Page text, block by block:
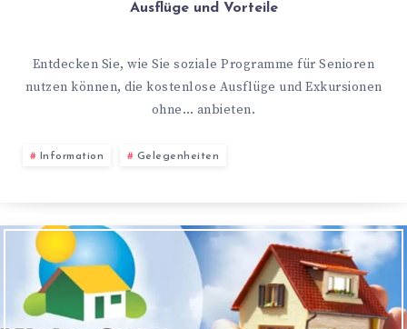
Ausflüge und Vorteile
Entdecken Sie, wie Sie soziale Programme für Senioren
nutzen können, die kostenlose Ausflüge und Exkursionen
ohne… anbieten.
Information Gelegenheiten